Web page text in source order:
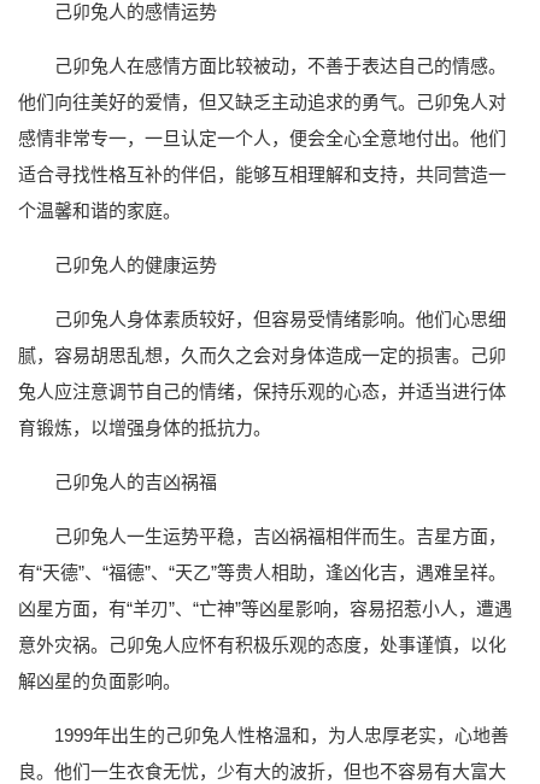
己卯兔人的感情运势
己卯兔人在感情方面比较被动，不善于表达自己的情感。
他们向往美好的爱情，但又缺乏主动追求的勇气。己卯兔人对
感情非常专一，一旦认定一个人，便会全心全意地付出。他们
适合寻找性格互补的伴侣，能够互相理解和支持，共同营造一
个温馨和谐的家庭。
己卯兔人的健康运势
己卯兔人身体素质较好，但容易受情绪影响。他们心思细
腻，容易胡思乱想，久而久之会对身体造成一定的损害。己卯
兔人应注意调节自己的情绪，保持乐观的心态，并适当进行体
育锻炼，以增强身体的抵抗力。
己卯兔人的吉凶祸福
己卯兔人一生运势平稳，吉凶祸福相伴而生。吉星方面，
有“天德”、“福德”、“天乙”等贵人相助，逢凶化吉，遇难呈祥。
凶星方面，有“羊刃”、“亡神”等凶星影响，容易招惹小人，遭遇
意外灾祸。己卯兔人应怀有积极乐观的态度，处事谨慎，以化
解凶星的负面影响。
1999年出生的己卯兔人性格温和，为人忠厚老实，心地善
良。他们一生衣食无忧，少有大的波折，但也不容易有大富大